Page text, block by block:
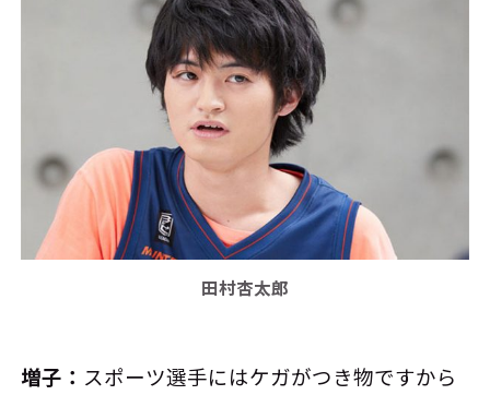
田村杏太郎
増子： スポーツ選手にはケガがつき物ですから